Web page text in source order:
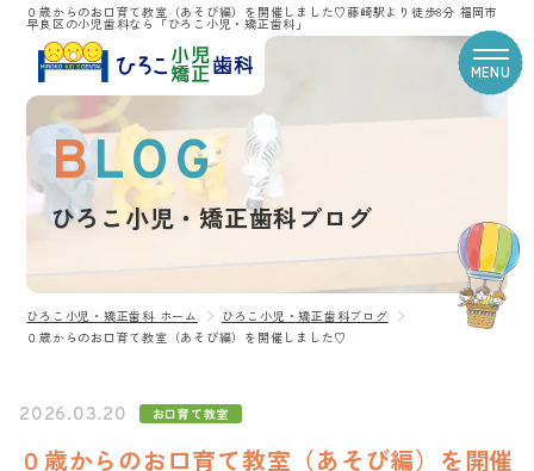
０歳からのお口育て教室（あそび編）を開催しました♡藤崎駅より徒歩8分 福岡市
早良区の小児歯科なら「ひろこ小児・矯正歯科」
MENU
CLINIC CONTENTS
スタッフ紹介
医院案内
アクセス
BLOG
ひろこ小児・矯正歯科ブログ
ひろこ小児・矯正歯科 ホーム
ひろこ小児・矯正歯科ブログ
０歳からのお口育て教室（あそび編）を開催しました♡
2026.03.20 お口育て教室
０歳からのお口育て教室（あそび編）を開催